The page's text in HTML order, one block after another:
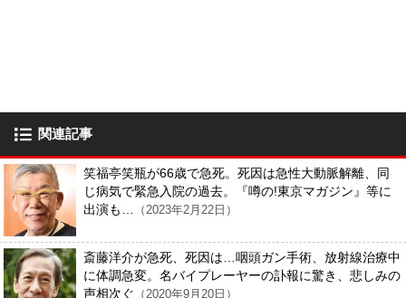
関連記事
笑福亭笑瓶が66歳で急死。死因は急性大動脈解離、同
じ病気で緊急入院の過去。『噂の!東京マガジン』等に
出演も…
（2023年2月22日）
斎藤洋介が急死、死因は…咽頭ガン手術、放射線治療中
に体調急変。名バイプレーヤーの訃報に驚き、悲しみの
声相次ぐ （2020年9月20日）